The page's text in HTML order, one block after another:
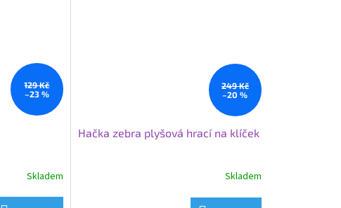
129 Kč
–23 %
Skladem
249 Kč
–20 %
Hačka zebra plyšová hrací na klíček
Skladem